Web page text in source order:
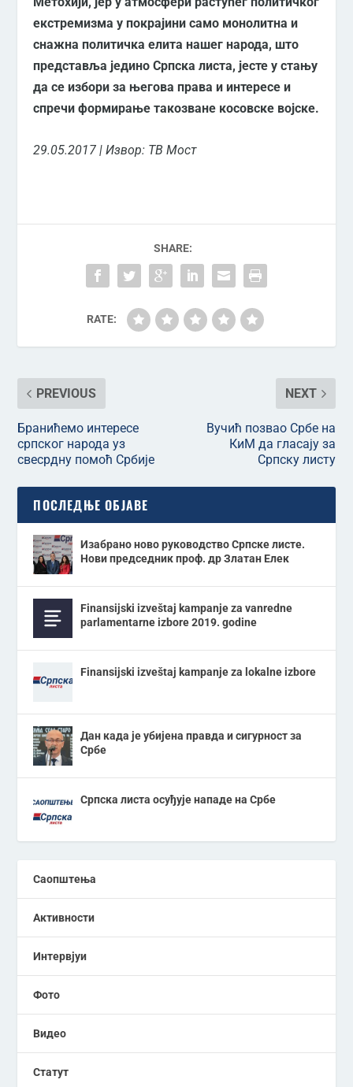
екстремизма у покрајини само монолитна и
снажна политичка елита нашег народа, што
представља једино Српска листа, јесте у стању
да се избори за његова права и интересе и
спречи формирање такозване косовске војске.
29.05.2017 | Извор: ТВ Мост
SHARE:
RATE:
PREVIOUS
Бранићемо интересе
српског народа уз
свесрдну помоћ Србије
NEXT
Вучић позвао Србе на
КиМ да гласају за
Српску листу
ПОСЛЕДЊЕ ОБЈАВЕ
Изабрано ново руководство Српске листе.
Нови председник проф. др Златан Елек
Finansijski izveštaj kampanje za vanredne
parlamentarne izbore 2019. godine
Finansijski izveštaj kampanje za lokalne izbore
Дан када је убијена правда и сигурност за
Србе
Српска листа осуђује нападе на Србе
Саопштења
Активности
Интервјуи
Фото
Видео
Статут